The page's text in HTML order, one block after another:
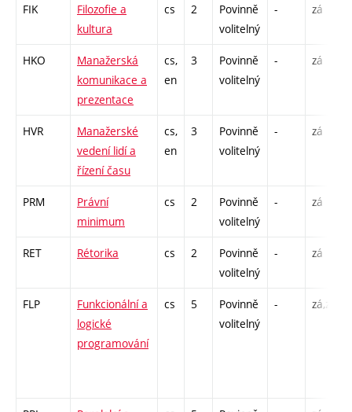
FIK
Filozofie a
kultura
cs 2
Povinně
volitelný
- zá
HKO
Manažerská
komunikace a
prezentace
cs,
en
3
Povinně
volitelný
- zá
HVR
Manažerské
vedení lidí a
řízení času
cs,
en
3
Povinně
volitelný
- zá
PRM
Právní
minimum
cs 2
Povinně
volitelný
- zá
RET Rétorika cs 2
Povinně
volitelný
- zá
FLP
Funkcionální a
logické
programování
cs 5
Povinně
volitelný
- zá,zk